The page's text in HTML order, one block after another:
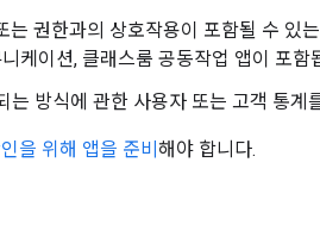
는 권한과의 상호작용이 포함될 수 있
케이션, 클래스룸 공동작업 앱이 포함
는 방식에 관한 사용자 또는 고객 통계
을 위해 앱을 준비 해야 합니다.